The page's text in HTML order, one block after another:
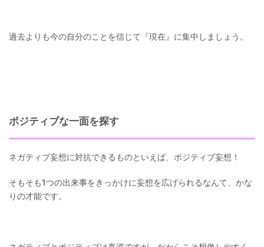
過去よりも今の自分のことを信じて『現在』に集中しましょう。
ポジティブな一面を探す
ネガティブ妄想に対抗できるものといえば、ポジティブ妄想！
そもそも1つの出来事をきっかけに妄想を広げられるなんて、かな
りの才能です。